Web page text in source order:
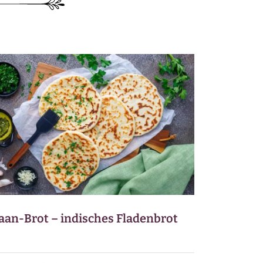
ZUCCHINI-REZEPTE
LOW-CARB-REZEPTE
VEGANE REZEPTE
ASIATISCHE REZEPTE
ITALIENISCHE REZEPTE
Brot – indisches Fladenbrot